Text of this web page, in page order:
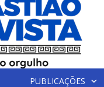
PUBLICAÇÕES